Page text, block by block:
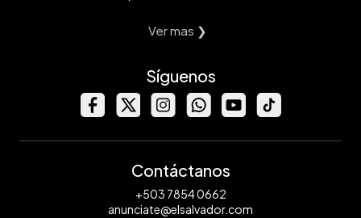
Ver mas ❯
Síguenos
Contáctanos
+503 7854 0662
anunciate@elsalvador.com